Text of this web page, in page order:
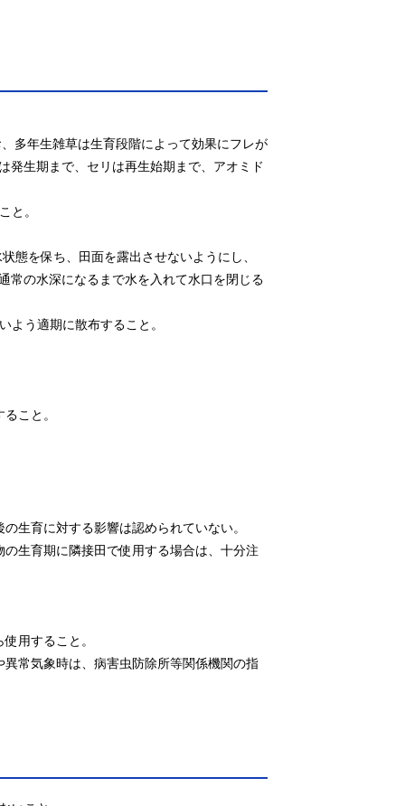
多年生雑草は生育段階によって効果にフレが
発生期まで、セリは再生始期まで、アオミド
と。
態を保ち、田面を露出させないようにし、
常の水深になるまで水を入れて水口を閉じる
よう適期に散布すること。
こと。
生育に対する影響は認められていない。
生育期に隣接田で使用する場合は、十分注
用すること。
常気象時は、病害虫防除所等関係機関の指